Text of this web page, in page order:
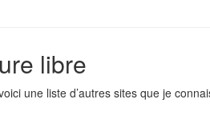
libre
une liste d’autres sites que je